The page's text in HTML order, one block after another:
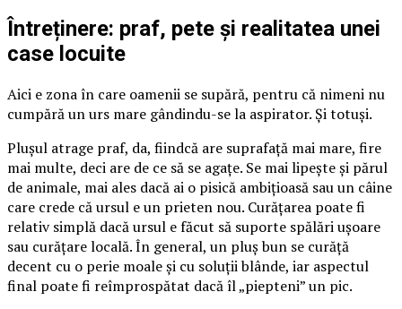
Întreținere: praf, pete și realitatea unei
case locuite
Aici e zona în care oamenii se supără, pentru că nimeni nu
cumpără un urs mare gândindu-se la aspirator. Și totuși.
Plușul atrage praf, da, fiindcă are suprafață mai mare, fire
mai multe, deci are de ce să se agațe. Se mai lipește și părul
de animale, mai ales dacă ai o pisică ambițioasă sau un câine
care crede că ursul e un prieten nou. Curățarea poate fi
relativ simplă dacă ursul e făcut să suporte spălări ușoare
sau curățare locală. În general, un pluș bun se curăță
decent cu o perie moale și cu soluții blânde, iar aspectul
final poate fi reîmprospătat dacă îl „piepteni” un pic.